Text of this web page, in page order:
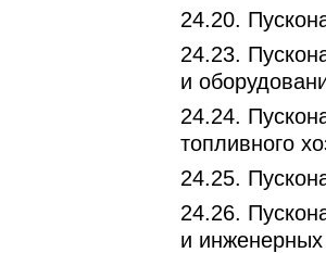
24.20.
24.23.
и
24.24.
топливного
24.25.
24.26.
и